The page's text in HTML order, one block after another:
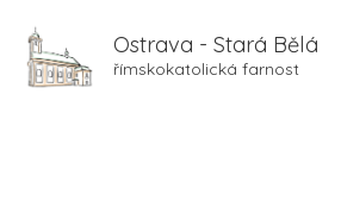
obsah
Ostrava - Stará Bělá
římskokatolická farnost